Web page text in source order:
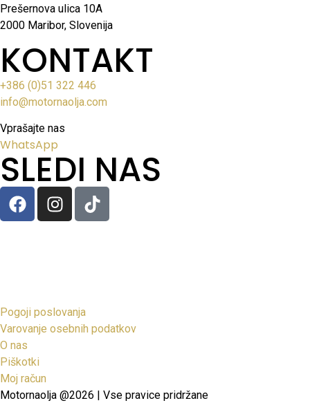
Prešernova ulica 10A
2000 Maribor, Slovenija
KONTAKT
+386 (0)51 322 446
info@motornaolja.com
Vprašajte nas
WhatsApp
SLEDI NAS
Pogoji poslovanja
Varovanje osebnih podatkov
O nas
Piškotki
Moj račun
Motornaolja @2026 | Vse pravice pridržane